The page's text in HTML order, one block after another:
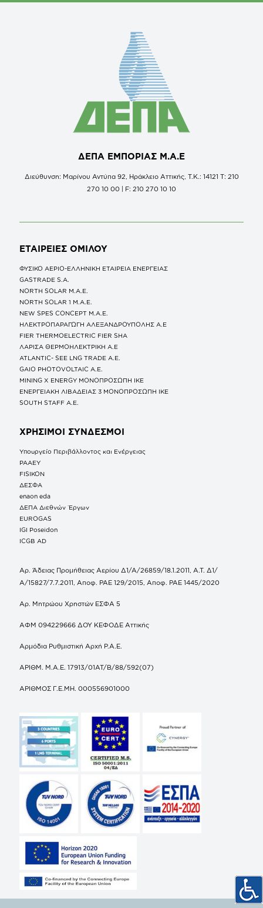
ΔΕΠΑ ΕΜΠΟΡΙΑΣ Μ.Α.Ε
Διεύθυνση: Μαρίνου Αντύπα 92, Ηράκλειο Αττικής, Τ.Κ.: 14121 Τ: 210
270 10 00 | F: 210 270 10 10
ΕΤΑΙΡΕΙΕΣ ΟΜΙΛΟΥ
ΦΥΣΙΚΟ ΑΕΡΙΟ-ΕΛΛΗΝΙΚΗ ΕΤΑΙΡΕΙΑ ΕΝΕΡΓΕΙΑΣ
GASTRADE S.A.
NORTH SOLAR M.Α.Ε.
NORTH SOLAR 1 M.Α.Ε.
NEW SPES CONCEPT Μ.Α.Ε.
ΗΛΕΚΤΡΟΠΑΡΑΓΩΓΗ ΑΛΕΞΑΝΔΡΟΥΠΟΛΗΣ A.E
FIER THERMOELECTRIC FIER SHA
ΛΑΡΙΣΑ ΘΕΡΜΟΗΛΕΚΤΡΙΚΗ A.E
ATLANTIC- SEE LNG TRADE A.E.
GAIO PHOTOVOLTAIC Α.Ε.
MINING X ENERGY ΜΟΝΟΠΡΟΣΩΠΗ ΙΚΕ
ΕΝΕΡΓΕΙΑΚΗ ΛΙΒΑΔΕΙΑΣ 3 ΜΟΝΟΠΡΟΣΩΠΗ ΙΚΕ
SOUTH STAFF Α.Ε.
ΧΡΗΣΙΜΟΙ ΣΥΝΔΕΣΜΟΙ
Υπουργείο Περιβάλλοντος και Ενέργειας
ΡΑΑΕΥ
FISIKON
ΔΕΣΦΑ
enaon eda
ΔΕΠΑ Διεθνών Έργων
EUROGAS
IGI Poseidon
ICGB AD
Αρ. Άδειας Προμήθειας Αερίου Δ1/Α/26859/18.1.2011, Α.Τ. Δ1/
Α/15827/7.7.2011, Αποφ. ΡΑΕ 129/2015, Αποφ. ΡΑΕ 1445/2020
Αρ. Μητρώου Χρηστών ΕΣΦΑ 5
ΑΦΜ 094229666 ΔΟΥ ΚΕΦΟΔΕ Αττικής
Αρμόδια Ρυθμιστική Αρχή Ρ.Α.Ε.
ΑΡΙΘΜ. Μ.Α.Ε. 17913/01ΑΤ/Β/88/592(07)
ΑΡΙΘΜΟΣ Γ.Ε.ΜΗ. 000556901000